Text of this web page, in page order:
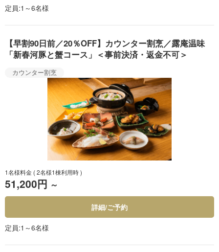
定員 1～6名様
【早割90日前／20％OFF】カウンター割烹／露庵温味
「新春河豚と蟹コース」＜事前決済・返金不可＞
カウンター割烹
1名様料金 ( 2名様1棟利用時 )
51,200円 ～
詳細/ご予約
定員 1～6名様